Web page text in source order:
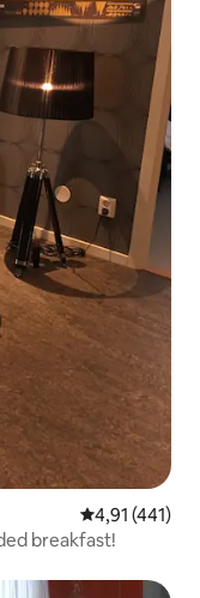
4,91 de uma
4,91 (441)
breakfast!